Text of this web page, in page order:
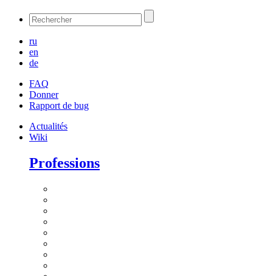
ru
en
de
FAQ
Donner
Rapport de bug
Actualités
Wiki
Professions